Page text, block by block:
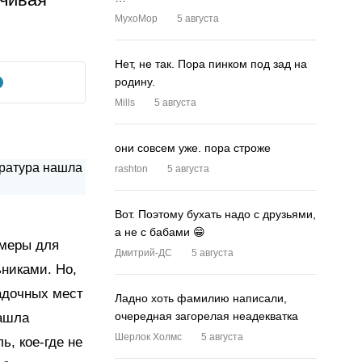
для
Но,
мест
кое-где не
MyxoMop 5 августа
Нет, не так. Пора пинком под зад на
родину.
Mills 5 августа
они совсем уже. пора строже
rashton 5 августа
Вот. Поэтому бухать надо с друзьями,
а не с бабами 😁
Дмитрий-ДС 5 августа
Ладно хоть фамилию написали,
очередная загорелая неадекватка
Шерлок Холмс 5 августа